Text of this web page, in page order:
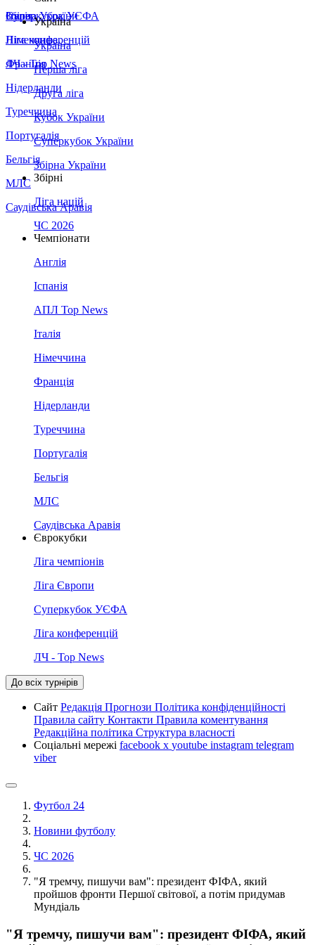
Збірна України
Італія
Німеччина
Франція
Нідерланди
Туреччина
Португалія
Бельгія
МЛС
Саудівська Аравія
Суперкубок УЄФА
Ліга конференцій
ЛЧ - Top News
Україна
Україна
Перша ліга
Друга ліга
Кубок України
Суперкубок України
Збірна України
Збірні
Ліга націй
ЧС 2026
Чемпіонати
Англія
Іспанія
АПЛ Top News
Італія
Німеччина
Франція
Нідерланди
Туреччина
Португалія
Бельгія
МЛС
Саудівська Аравія
Єврокубки
Ліга чемпіонів
Ліга Європи
Суперкубок УЄФА
Ліга конференцій
ЛЧ - Top News
До всіх турнірів
Сайт Редакція Прогнози Політика конфіденційності
Правила сайту Контакти Правила коментування
Редакційна політика Структура власності
Соціальні мережі facebook x youtube instagram telegram
viber
Футбол 24
Новини футболу
ЧС 2026
"Я тремчу, пишучи вам": президент ФІФА, який
пройшов фронти Першої світової, а потім придумав
Мундіаль
"Я тремчу, пишучи вам": президент ФІФА, який